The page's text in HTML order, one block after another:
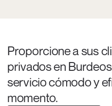
Proporcione a sus
privados en
servicio cómodo y
momento.